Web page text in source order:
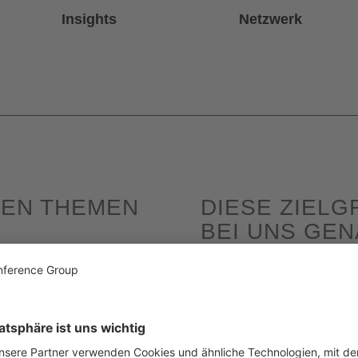
Insights Netzwerk
Sie wertvolle Kontakte
THEMEN
Clubs
Cannabis
für Gastronomie und
DIESE
BEI UNS
► Agrarwirtschaft und